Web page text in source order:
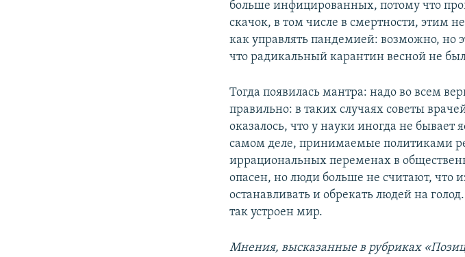
больше инфицированных, потому что
скачок, в том числе в смертности, этим
как управлять пандемией: возможно, но
что радикальный карантин весной не
Тогда появилась мантра: надо во всем
правильно: в таких случаях советы
оказалось, что у науки иногда не бывает
самом деле, принимаемые политиками
иррациональных переменах в
опасен, но люди больше не считают, что
останавливать и обрекать людей на
так устроен мир.
Мнения, высказанные в рубриках